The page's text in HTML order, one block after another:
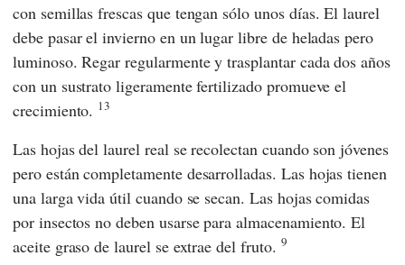
con semillas frescas que tengan sólo unos días. El laurel
debe pasar el invierno en un lugar libre de heladas pero
luminoso. Regar regularmente y trasplantar cada dos años
con un sustrato ligeramente fertilizado promueve el
crecimiento. 13
Las hojas del laurel real se recolectan cuando son jóvenes
pero están completamente desarrolladas. Las hojas tienen
una larga vida útil cuando se secan. Las hojas comidas
por insectos no deben usarse para almacenamiento. El
aceite graso de laurel se extrae del fruto. 9